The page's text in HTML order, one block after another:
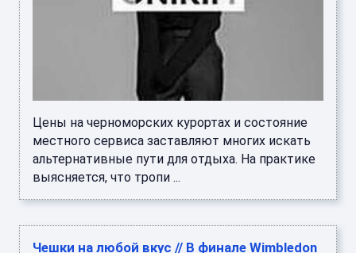
Цены на черноморских курортах и состояние
местного сервиса заставляют многих искать
альтернативные пути для отдыха. На практике
выясняется, что тропи ...
Чешки на любой вкус // В финале Wimbledon